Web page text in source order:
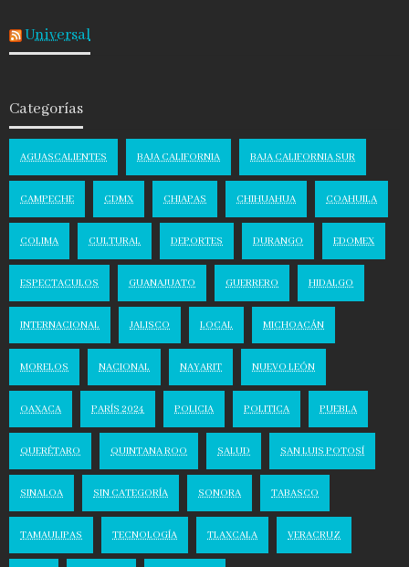
Universal
Categorías
AGUASCALIENTES BAJA CALIFORNIA BAJA CALIFORNIA SUR
CAMPECHE CDMX CHIAPAS CHIHUAHUA COAHUILA
COLIMA CULTURAL DEPORTES DURANGO EDOMEX
ESPECTACULOS GUANAJUATO GUERRERO HIDALGO
INTERNACIONAL JALISCO LOCAL MICHOACÁN
MORELOS NACIONAL NAYARIT NUEVO LEÓN
OAXACA PARÍS 2024 POLICIA POLITICA PUEBLA
QUERÉTARO QUINTANA ROO SALUD SAN LUIS POTOSÍ
SINALOA SIN CATEGORÍA SONORA TABASCO
TAMAULIPAS TECNOLOGÍA TLAXCALA VERACRUZ